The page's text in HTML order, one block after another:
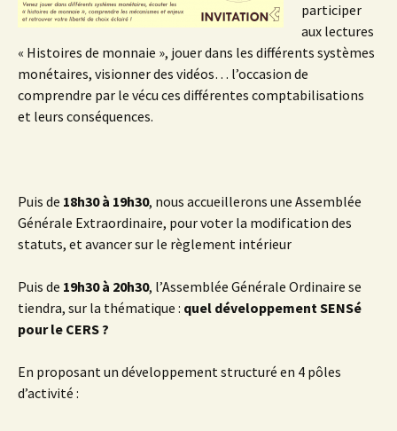
participer
aux lectures
« Histoires de monnaie », jouer dans les différents systèmes
monétaires, visionner des vidéos… l’occasion de
comprendre par le vécu ces différentes comptabilisations
et leurs conséquences.
Puis de 18h30 à 19h30, nous accueillerons une Assemblée
Générale Extraordinaire, pour voter la modification des
statuts, et avancer sur le règlement intérieur
Puis de 19h30 à 20h30, l’Assemblée Générale Ordinaire se
tiendra, sur la thématique : quel développement SENSé
pour le CERS ?
En proposant un développement structuré en 4 pôles
d’activité :